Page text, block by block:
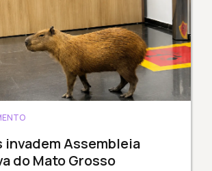
invadem Assembleia
do Mato Grosso